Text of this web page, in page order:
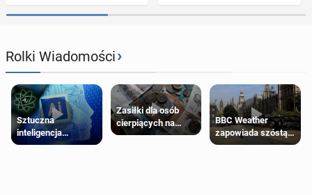
Rolki Wiadomości›
Sztuczna
inteligencja
próbowała oszukać
Zasiłki dla osób
cierpiących na
schorzenia
BBC Weather
zapowiada szóstą
falę upałów w